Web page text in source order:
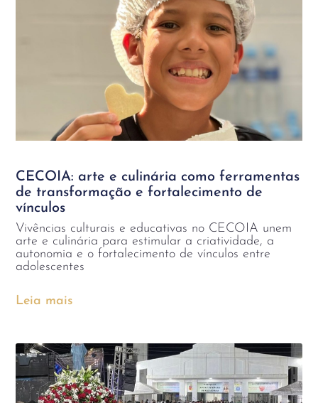
CECOIA: arte e culinária como ferramentas
de transformação e fortalecimento de
vínculos
Vivências culturais e educativas no CECOIA unem
arte e culinária para estimular a criatividade, a
autonomia e o fortalecimento de vínculos entre
adolescentes
Leia mais